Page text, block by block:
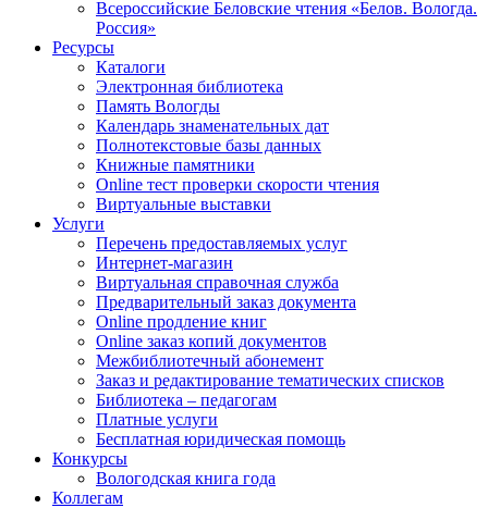
Всероссийские Беловские чтения «Белов. Вологда.
Россия»
Ресурсы
Каталоги
Электронная библиотека
Память Вологды
Календарь знаменательных дат
Полнотекстовые базы данных
Книжные памятники
Online тест проверки скорости чтения
Виртуальные выставки
Услуги
Перечень предоставляемых услуг
Интернет-магазин
Виртуальная справочная служба
Предварительный заказ документа
Online продление книг
Online заказ копий документов
Межбиблиотечный абонемент
Заказ и редактирование тематических списков
Библиотека – педагогам
Платные услуги
Бесплатная юридическая помощь
Конкурсы
Вологодская книга года
Коллегам